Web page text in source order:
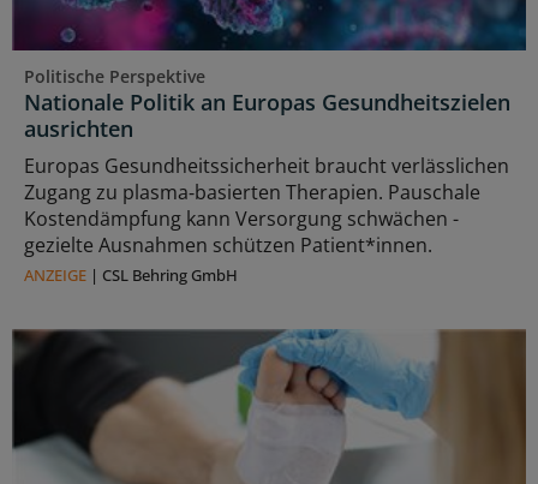
Politische Perspektive
Nationale Politik an Europas Gesundheitszielen
ausrichten
Europas Gesundheitssicherheit braucht verlässlichen
Zugang zu plasma‑basierten Therapien. Pauschale
Kostendämpfung kann Versorgung schwächen -
gezielte Ausnahmen schützen Patient*innen.
ANZEIGE | CSL Behring GmbH